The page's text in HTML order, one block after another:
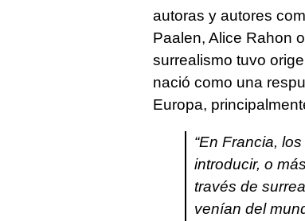
autoras y autores
Paalen, Alice Rahon
surrealismo tuvo
nació como una
Europa,
“En Francia,
introducir, o
través de
venían del